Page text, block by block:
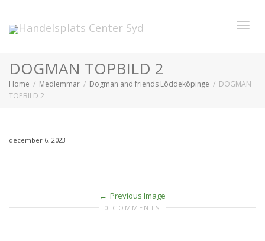
DOGMAN TOPBILD 2
Home Medlemmar Dogman and friends Löddeköpinge
DOGMAN
TOPBILD 2
december 6, 2023
Previous Image
0 COMMENTS